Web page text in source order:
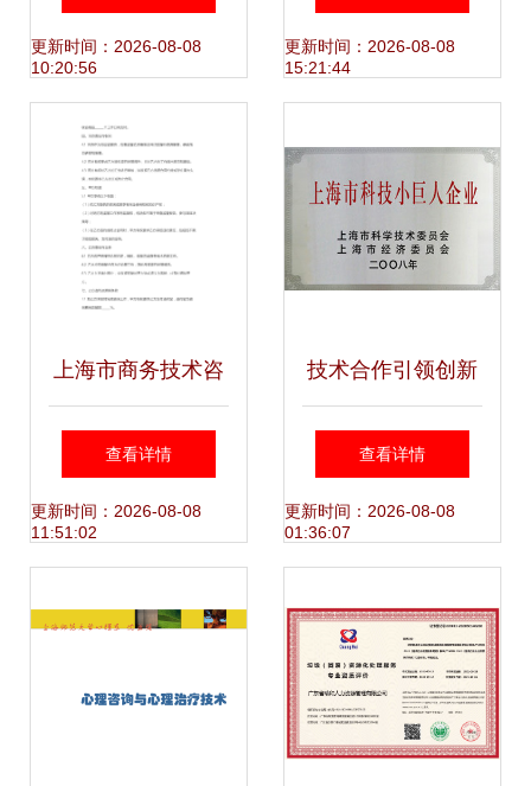
博览会，助力环保
更新时间：2026-08-08
10:20:56
司发展分析报告
更新时间：2026-08-08
15:21:44
上海市商务技术咨
询合同模板
查看详情
更新时间：2026-08-08
11:51:02
技术合作引领创新
上海市科技小巨人
工程项目与阿里巴
查看详情
更新时间：2026-08-08
01:36:07